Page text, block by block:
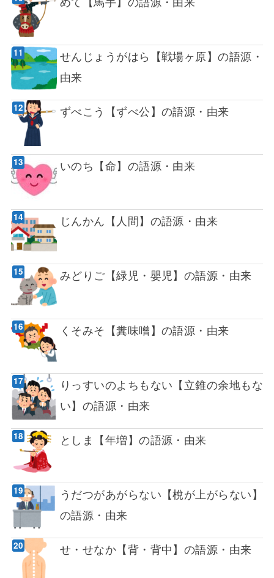
せんじょうがはら【戦場ヶ原】の語源・
由来
ずべこう【ずべ公】の語源・由来
いのち【命】の語源・由来
じんかん【人間】の語源・由来
みどりご【緑児・嬰児】の語源・由来
くそみそ【糞味噌】の語源・由来
りっすいのよちもない【立錐の余地もな
い】の語源・由来
としま【年増】の語源・由来
うだつがあがらない【梲が上がらない】
の語源・由来
せ・せなか【背・背中】の語源・由来